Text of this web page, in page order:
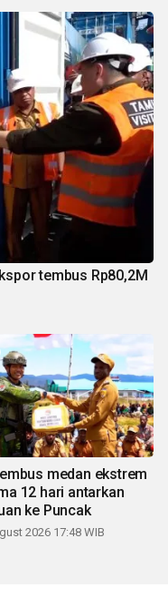
tembus Rp80,2M
medan ekstrem
12 hari antarkan
ke Puncak
2026 17:48 WIB